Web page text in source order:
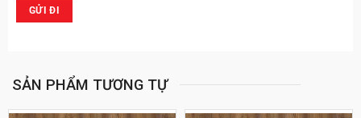
SẢN PHẨM TƯƠNG TỰ